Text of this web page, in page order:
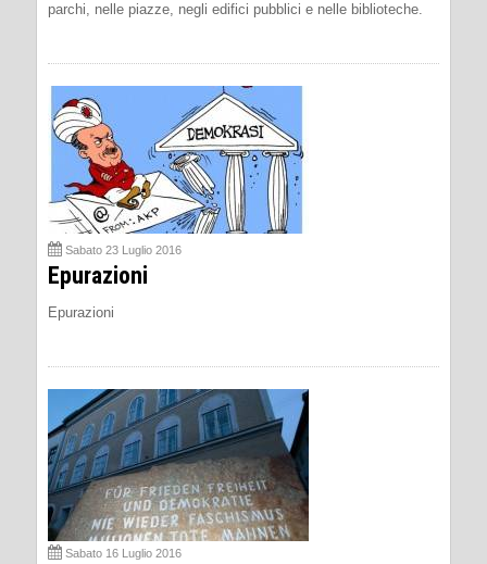
parchi, nelle piazze, negli edifici pubblici e nelle biblioteche.
Sabato 23 Luglio 2016
Epurazioni
Epurazioni
Sabato 16 Luglio 2016